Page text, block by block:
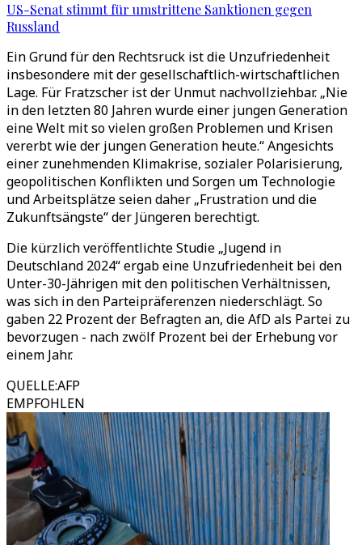
US-Senat stimmt für umstrittene Sanktionen gegen
Russland
Ein Grund für den Rechtsruck ist die Unzufriedenheit
insbesondere mit der gesellschaftlich-wirtschaftlichen
Lage. Für Fratzscher ist der Unmut nachvollziehbar. „Nie
in den letzten 80 Jahren wurde einer jungen Generation
eine Welt mit so vielen großen Problemen und Krisen
vererbt wie der jungen Generation heute.“ Angesichts
einer zunehmenden Klimakrise, sozialer Polarisierung,
geopolitischen Konflikten und Sorgen um Technologie
und Arbeitsplätze seien daher „Frustration und die
Zukunftsängste“ der Jüngeren berechtigt.
Die kürzlich veröffentlichte Studie „Jugend in
Deutschland 2024“ ergab eine Unzufriedenheit bei den
Unter-30-Jährigen mit den politischen Verhältnissen,
was sich in den Parteipräferenzen niederschlägt. So
gaben 22 Prozent der Befragten an, die AfD als Partei zu
bevorzugen - nach zwölf Prozent bei der Erhebung vor
einem Jahr.
QUELLE:AFP
EMPFOHLEN